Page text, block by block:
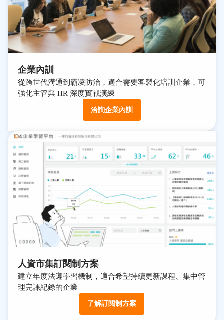
企業內訓
從跨世代溝通到霸凌防治，適合需要客製化培訓企業，可
強化主管與 HR 深度實戰演練
洽詢企業內訓
人資市集訂閱制方案
建立年度法遵學習機制，適合希望持續更新課程、集中管
理完課紀錄的企業
了解訂閱制方案